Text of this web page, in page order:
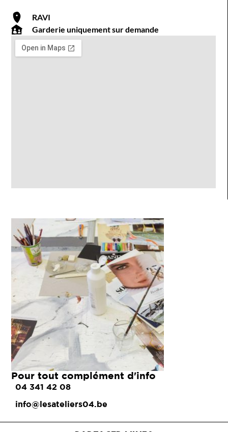
RAVI
Garderie uniquement sur demande
Pour tout complément d'info
04 341 42 08
info@lesateliers04.be